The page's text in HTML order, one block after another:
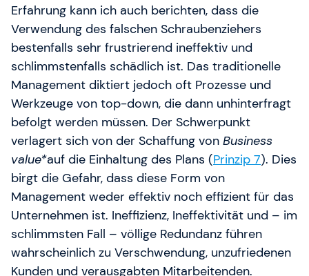
Erfahrung kann ich auch berichten, dass die
Verwendung des falschen Schraubenziehers
bestenfalls sehr frustrierend ineffektiv und
schlimmstenfalls schädlich ist. Das traditionelle
Management diktiert jedoch oft Prozesse und
Werkzeuge von top-down, die dann unhinterfragt
befolgt werden müssen. Der Schwerpunkt
verlagert sich von der Schaffung von Business
value*auf die Einhaltung des Plans (Prinzip 7). Dies
birgt die Gefahr, dass diese Form von
Management weder effektiv noch effizient für das
Unternehmen ist. Ineffizienz, Ineffektivität und – im
schlimmsten Fall – völlige Redundanz führen
wahrscheinlich zu Verschwendung, unzufriedenen
Kunden und verausgabten Mitarbeitenden.